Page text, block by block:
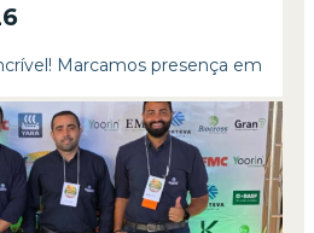
Marcamos presença em